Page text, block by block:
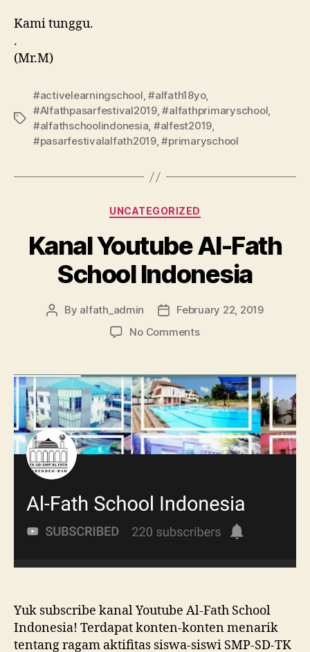
Kami tunggu.
.
(Mr.M)
#activelearningschool,#alfath18yo,
#Alfathpasarfestival2019,#alfathprimaryschool,
#alfathschoolindonesia, #alfest2019,
#pasarfestivalalfath2019,#primaryschool
UNCATEGORIZED
Kanal Youtube Al-Fath
School Indonesia
By alfath_admin
February 22, 2019
No Comments
Yuk subscribe kanal Youtube Al-Fath School
Indonesia! Terdapat konten-konten menarik
tentang ragam aktifitas siswa-siswi SMP-SD-TK